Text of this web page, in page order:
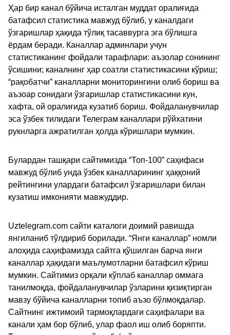
Ҳар бир канал бўйича исталган муддат оралиғида
батафсил статистика мавжуд бўлиб, у каналдаги
ўзгаришлар ҳақида тўлиқ тасаввурга эга бўлишга
ёрдам беради. Каналлар админлари учун
статистиканинг фойдали тарафлари: аъзолар сонининг
ўсишини; каналнинг ҳар соатли статистикасини кўриш;
“рақобатчи” каналларни мониторингини олиб бориш ва
аъзоар сонидаги ўзгаришлар статистикасини кун,
хафта, ой оралиғида кузатиб бориш. Фойдаланувчилар
эса ўзбек тилидаги Телеграм каналлари рўйхатини
рукнларга ажратилган ҳолда кўришлари мумкин.
Булардан ташқари сайтимизда “Топ-100” саҳифаси
мавжуд бўлиб унда ўзбек каналларининг ҳаққоний
рейтингини улардаги батафсил ўзгаришлари билан
кузатиш имконияти мавжуддир.
Uztelegram.com сайти каталоги доимий равишда
янгиланиб тўлдириб борилади. “Янги каналлар” номли
алоҳида саҳифамизда сайтга қўшилган барча янги
каналлар ҳақидаги маълумотларни батафсил кўриш
мумкин. Сайтимиз орқали кўплаб каналлар оммага
танилмоқда, фойдаланувчилар ўзларини қизиқтирган
мавзу бўйича каналларни топиб аъзо бўлмоқдалар.
Сайтнинг ижтимоий тармоқлардаги саҳифалари ва
канали ҳам бор бўлиб, улар фаол иш олиб боряпти.